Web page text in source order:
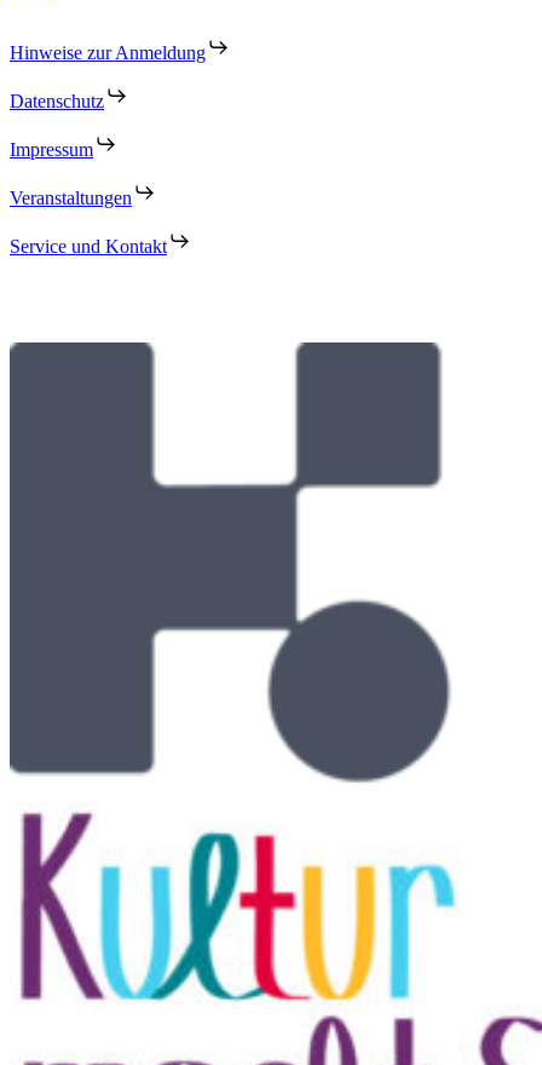
Hinweise zur Anmeldung
Datenschutz
Impressum
Veranstaltungen
Service und Kontakt